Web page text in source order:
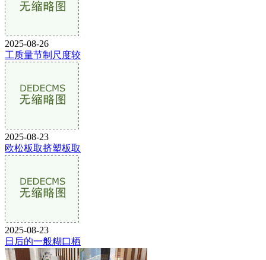
2025-08-26
工质量节制尺度较
2025-08-23
欧松板取挤塑板取
2025-08-23
日后的一般糊口栖